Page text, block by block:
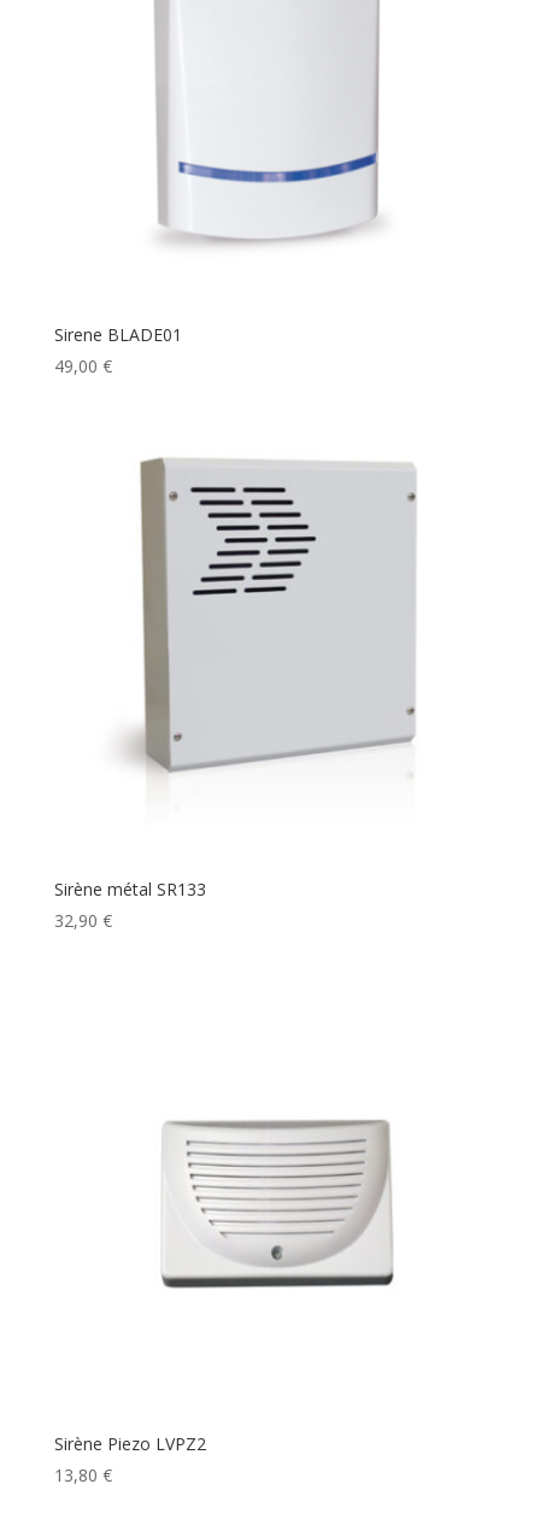
Sirene BLADE01
49,00 €
Sirène métal SR133
32,90 €
Sirène Piezo LVPZ2
13,80 €